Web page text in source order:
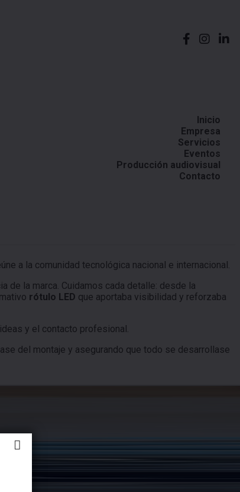
Inicio
Empresa
Servicios
Eventos
Producción audiovisual
Contacto
a la comunidad tecnológica nacional e internacional.
de la marca. Cuidamos cada detalle: desde la
rótulo LED que aportaba visibilidad y reforzaba
y el contacto profesional.
del montaje y asegurando que todo se desarrollase